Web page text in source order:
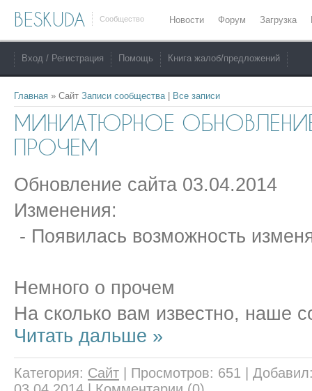
BESKUDA Сообщество Новости Форум Загрузка
Вход / Регистрация Помощь Книга жалоб/предложений
Главная » Сайт Записи сообщества| Все записи
МИНИАТЮРНОЕ
ПРОЧЕМ
Обновление сайта 03.04.2014
Изменения:
- Появилась возможность
Немного о прочем
На сколько вам известно, наше
Читать дальше »
Категория: Сайт Просмотров: 651